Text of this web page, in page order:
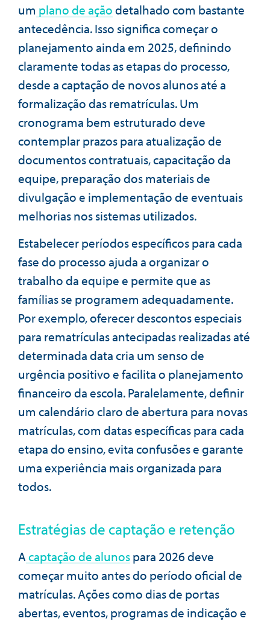
um plano de açãodetalhado com bastante
antecedência. Isso significa começar o
planejamento ainda em 2025, definindo
claramente todas as etapas do processo,
desde a captação de novos alunos até a
formalização das rematrículas. Um
cronograma bem estruturado deve
contemplar prazos para atualização de
documentos contratuais, capacitação da
equipe, preparação dos materiais de
divulgação e implementação de eventuais
melhorias nos sistemas utilizados.
Estabelecer períodos específicos para cada
fase do processo ajuda a organizar o
trabalho da equipe e permite que as
famílias se programem adequadamente.
Por exemplo, oferecer descontos especiais
para rematrículas antecipadas realizadas até
determinada data cria um senso de
urgência positivo e facilita o planejamento
financeiro da escola. Paralelamente, definir
um calendário claro de abertura para novas
matrículas, com datas específicas para cada
etapa do ensino, evita confusões e garante
uma experiência mais organizada para
todos.
Estratégias de captação e retenção
Acaptação de alunospara 2026 deve
começar muito antes do período oficial de
matrículas. Ações como dias de portas
abertas, eventos, programas de indicação e